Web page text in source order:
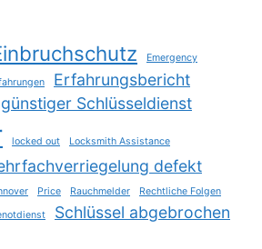
Emergency
Erfahrungsbericht
günstiger Schlüsseldienst
locked out Locksmith Assistance
defekt
Price Rauchmelder
Rechtliche Folgen
Schlüssel abgebrochen